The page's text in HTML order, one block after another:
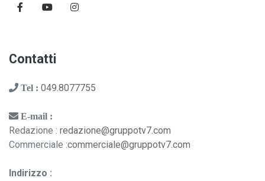
Contatti
Tel : 049.8077755
E-mail :
Redazione : redazione@gruppotv7.com
Commerciale :commerciale@gruppotv7.com
Indirizzo :